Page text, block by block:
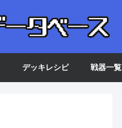
デッキレシピ 戦器一覧